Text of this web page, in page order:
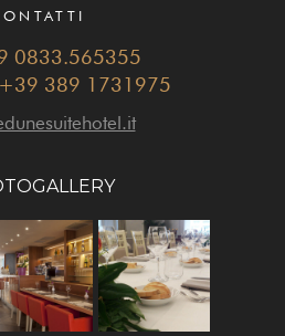
0833.565355
389 1731975